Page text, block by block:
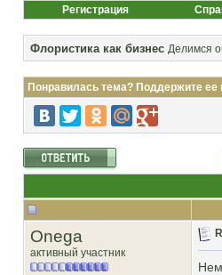
Регистрация
Флористика как бизнес Делимся
Понравилась тема? Поддержите ее
Onega
активный участник